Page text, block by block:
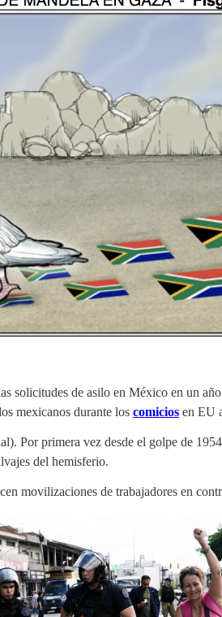
solicitudes de asilo en México en un
mexicanos durante los comicios en EU
Por primera vez desde el golpe de
del hemisferio.
movilizaciones de trabajadores en